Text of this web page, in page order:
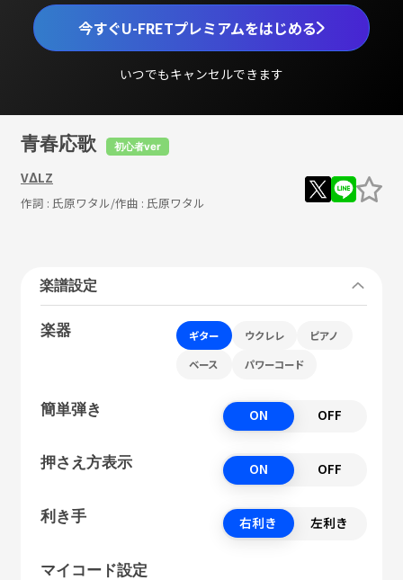
今すぐU-FRETプレミアムをはじめる
いつでもキャンセルできます
青春応歌 初心者ver
VΔLZ
作詞 : 氏原ワタル/作曲 : 氏原ワタル
楽譜設定
楽器 ギター ウクレレ ピアノ
ベース パワーコード
簡単弾き ON OFF
押さえ方表示 ON OFF
利き手 右利き 左利き
マイコード設定